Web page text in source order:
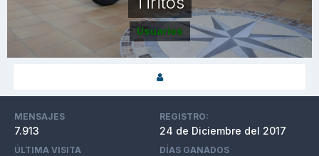
Usuarios
MENSAJES
7.913
REGISTRO:
24 de Diciembre del 2017
ÚLTIMA VISITA DÍAS GANADOS